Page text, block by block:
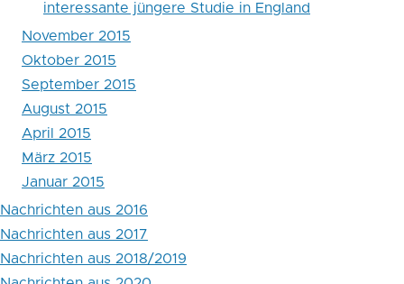
interessante jüngere Studie in England
November 2015
Oktober 2015
September 2015
August 2015
April 2015
März 2015
Januar 2015
Nachrichten aus 2016
Nachrichten aus 2017
Nachrichten aus 2018/2019